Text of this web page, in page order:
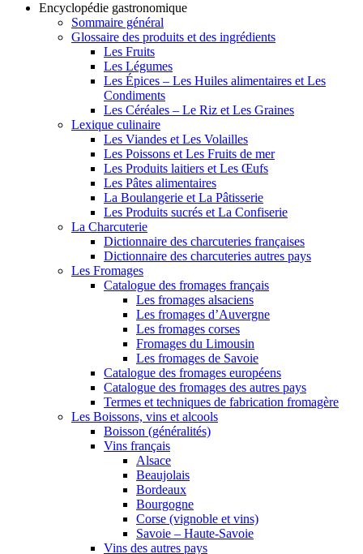
Encyclopédie gastronomique
Sommaire général
Glossaire des produits et des ingrédients
Les Fruits
Les Légumes
Les Épices – Les Huiles alimentaires et Les
Condiments
Les Céréales – Le Riz et Les Graines
Lexique culinaire
Les Viandes et Les Volailles
Les Poissons et Les Fruits de mer
Les Produits laitiers et Les Œufs
Les Pâtes alimentaires
La Boulangerie et La Pâtisserie
Les Produits sucrés et La Confiserie
La Charcuterie
Dictionnaire des charcuteries françaises
Dictionnaire des charcuteries autres pays
Les Fromages
Catalogue des fromages français
Les fromages alsaciens
Les fromages d’Auvergne
Les fromages corses
Fromages du Limousin
Les fromages de Savoie
Catalogue des fromages européens
Catalogue des fromages des autres pays
Termes et techniques de fabrication fromagère
Les Boissons, vins et alcools
Boisson (généralités)
Vins français
Alsace
Beaujolais
Bordeaux
Bourgogne
Corse (vignoble et vins)
Savoie – Haute-Savoie
Vins des autres pays